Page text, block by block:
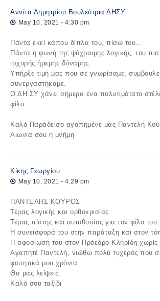
Αννίτα Δημητρίου Βουλεύτρια ΔΗΣΥ
May 10, 2021 - 4:30 pm
Πάντα εκεί κάπου δίπλα του, πίσω του…
Πάντα η φωνή της ψύχραιμης λογικής, του
ισχυρής ήρεμης δύναμης.
Υπήρξε τιμή μας που σε γνωρίσαμε,
συνεργαστήκαμε.
Ο ΔΗ.ΣΥ χάνει σήμερα ένα πολυτιμότατο
φίλο.
Καλό Παράδεισο αγαπημένε μας Παντελή
Αιωνία σου η μνήμη
Κίκης Γεωργίου
May 10, 2021 - 4:29 pm
ΠΑΝΤΕΛΗΣ ΚΟΥΡΟΣ
Τέρας λογικής και ορθοκρισίας.
Τέρας πίστης και αυτοθυσίας για τον φίλο του.
Η συνεισφορά του στην παράταξη και στον
Η αφοσίωσή του στον Πρόεδρο Κληρίδη χωρίς
Αγαπητέ Παντελή, νιώθω πολύ τυχερός που
φοιτητικά μου χρόνια.
Θα μας λείψεις.
Καλό σου ταξίδι